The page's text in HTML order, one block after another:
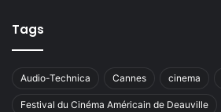
Tags
Audio-Technica Cannes cinema
Festival du Cinéma Américain de Deauville